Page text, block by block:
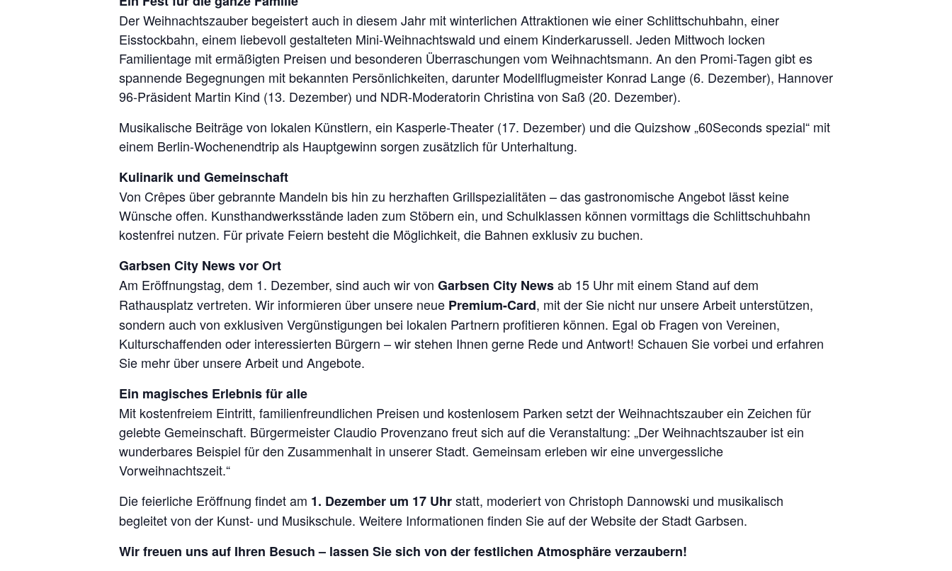
Der Weihnachtszauber begeistert auch in diesem Jahr mit winterlichen Attraktionen wie einer Schlittschuhbahn, einer
Eisstockbahn, einem liebevoll gestalteten Mini-Weihnachtswald und einem Kinderkarussell. Jeden Mittwoch locken
Familientage mit ermäßigten Preisen und besonderen Überraschungen vom Weihnachtsmann. An den Promi-Tagen gibt es
spannende Begegnungen mit bekannten Persönlichkeiten, darunter Modellflugmeister Konrad Lange (6. Dezember), Hannover
96-Präsident Martin Kind (13. Dezember) und NDR-Moderatorin Christina von Saß (20. Dezember).
Musikalische Beiträge von lokalen Künstlern, ein Kasperle-Theater (17. Dezember) und die Quizshow „60Seconds spezial“ mit
einem Berlin-Wochenendtrip als Hauptgewinn sorgen zusätzlich für Unterhaltung.
Kulinarik und Gemeinschaft
Von Crêpes über gebrannte Mandeln bis hin zu herzhaften Grillspezialitäten – das gastronomische Angebot lässt keine
Wünsche offen. Kunsthandwerksstände laden zum Stöbern ein, und Schulklassen können vormittags die Schlittschuhbahn
kostenfrei nutzen. Für private Feiern besteht die Möglichkeit, die Bahnen exklusiv zu buchen.
Garbsen City News vor Ort
Am Eröffnungstag, dem 1. Dezember, sind auch wir von Garbsen City Newsab 15 Uhr mit einem Stand auf dem
Rathausplatz vertreten. Wir informieren über unsere neue Premium-Card, mit der Sie nicht nur unsere Arbeit unterstützen,
sondern auch von exklusiven Vergünstigungen bei lokalen Partnern profitieren können. Egal ob Fragen von Vereinen,
Kulturschaffenden oder interessierten Bürgern – wir stehen Ihnen gerne Rede und Antwort! Schauen Sie vorbei und erfahren
Sie mehr über unsere Arbeit und Angebote.
Ein magisches Erlebnis für alle
Mit kostenfreiem Eintritt, familienfreundlichen Preisen und kostenlosem Parken setzt der Weihnachtszauber ein Zeichen für
gelebte Gemeinschaft. Bürgermeister Claudio Provenzano freut sich auf die Veranstaltung: „Der Weihnachtszauber ist ein
wunderbares Beispiel für den Zusammenhalt in unserer Stadt. Gemeinsam erleben wir eine unvergessliche
Vorweihnachtszeit.“
Die feierliche Eröffnung findet am 1. Dezember um 17 Uhrstatt, moderiert von Christoph Dannowski und musikalisch
begleitet von der Kunst- und Musikschule. Weitere Informationen finden Sie auf der Website der Stadt Garbsen.
Wir freuen uns auf Ihren Besuch – lassen Sie sich von der festlichen Atmosphäre verzaubern!